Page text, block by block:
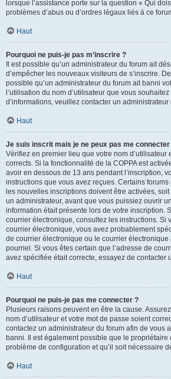
lorsque l’assistance porte sur la question « Qui
problèmes d’abus ou d’ordres légaux liés à ce
Haut
Pourquoi ne puis-je pas m’inscrire ?
Il est possible qu’un administrateur du forum ait
d’empêcher les nouveaux visiteurs de s’inscrire.
possible qu’un administrateur du forum ait banni
l’utilisation du nom d’utilisateur que vous
d’informations, veuillez contacter un administrateur
Haut
Je suis inscrit mais je ne peux pas me connecter
Vérifiez en premier lieu que votre nom d’utilisateur
corrects. Si la fonctionnalité de la COPPA est
avoir en dessous de 13 ans pendant l’inscription,
instructions que vous avez reçues. Certains
les nouvelles inscriptions doivent être activées,
un administrateur, avant que vous puissiez ouvrir
information était présente lors de votre inscription.
courrier électronique, consultez les instructions. Si
courrier électronique, vous avez probablement
de courrier électronique ou le courrier électronique
pourriel. Si vous êtes certain que l’adresse de
avez spécifiée était correcte, essayez de contacter
Haut
Pourquoi ne puis-je pas me connecter ?
Plusieurs raisons peuvent en être la cause.
nom d’utilisateur et votre mot de passe soient
contactez un administrateur du forum afin de vous
banni. Il est également possible que le propriétaire
problème de configuration et qu’il soit nécessaire
Haut